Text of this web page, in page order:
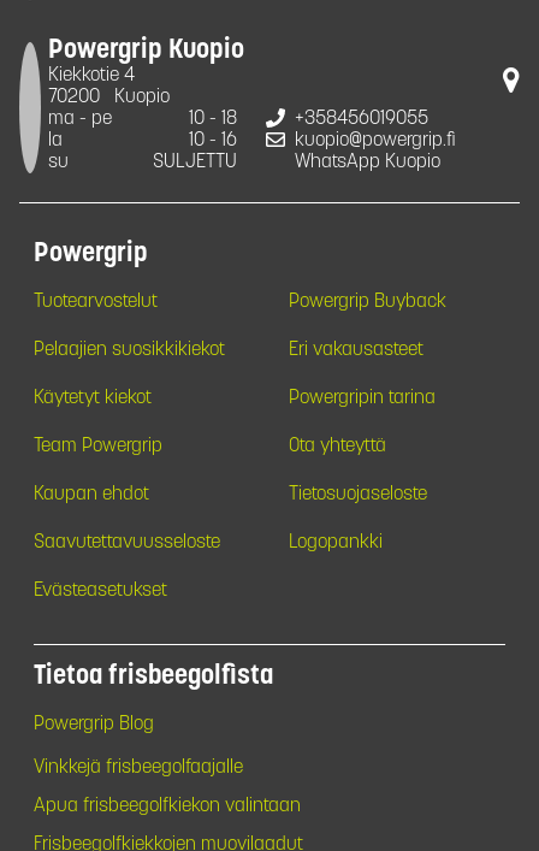
Powergrip Kuopio
Kiekkotie 4
70200
Kuopio
ma - pe
10 - 18
la
10 - 16
su
SULJETTU
+358456019055
kuopio@powergrip.fi
WhatsApp Kuopio
Powergrip
Tuotearvostelut Powergrip Buyback
Pelaajien suosikkikiekot Eri vakausasteet
Käytetyt kiekot Powergripin tarina
Team Powergrip Ota yhteyttä
Kaupan ehdot Tietosuojaseloste
Saavutettavuusseloste Logopankki
Evästeasetukset
Tietoa frisbeegolfista
Powergrip Blog
Vinkkejä frisbeegolfaajalle
Apua frisbeegolfkiekon valintaan
Frisbeegolfkiekkojen muovilaadut